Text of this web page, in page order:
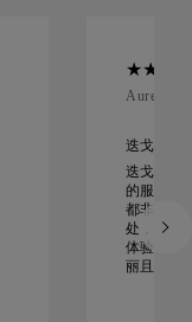
Aurelle in
迭戈工作
迭戈为我
的服务、
都非同寻
处，一切
体验非常
丽且制作